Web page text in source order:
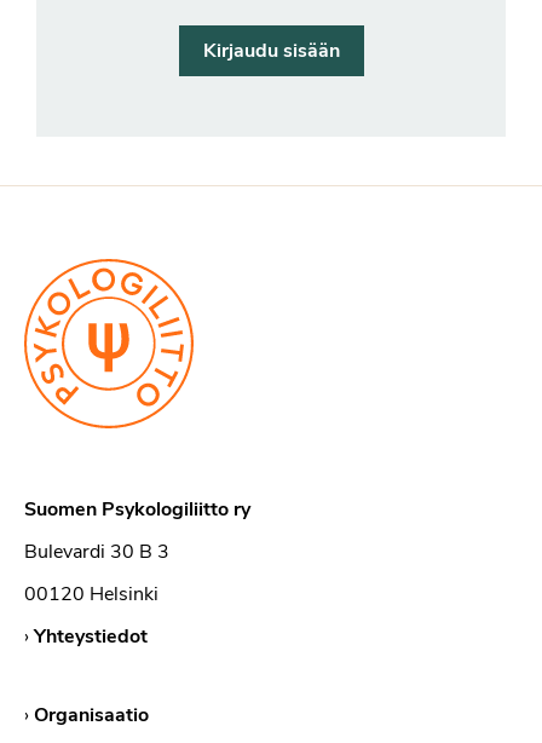
Kirjaudu sisään
Suomen Psykologiliitto ry
Bulevardi 30 B 3
00120 Helsinki
›Yhteystiedot
›Organisaatio